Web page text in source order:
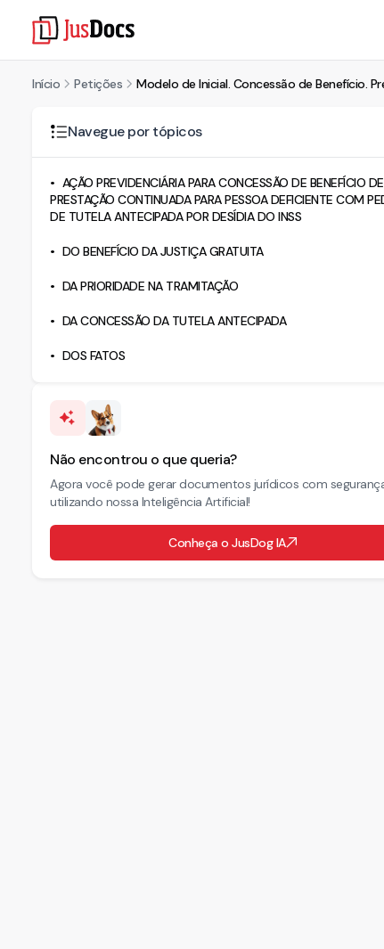
Início Petições Modelo de Inicial. Concessão de Benefício.
Navegue por tópicos
AÇÃO PREVIDENCIÁRIA PARA CONCESSÃO DE BENEFÍCIO DE
PRESTAÇÃO CONTINUADA PARA PESSOA DEFICIENTE COM
DE TUTELA ANTECIPADA POR DESÍDIA DO INSS
DO BENEFÍCIO DA JUSTIÇA GRATUITA
DA PRIORIDADE NA TRAMITAÇÃO
DA CONCESSÃO DA TUTELA ANTECIPADA
DOS FATOS
Não encontrou o que queria?
Agora você pode gerar documentos jurídicos com
utilizando nossa Inteligência Artificial!
Conheça o JusDog IA